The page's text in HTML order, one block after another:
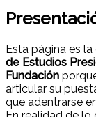
Esta página es
de Estudios
Fundación
articular su
que adentrarse